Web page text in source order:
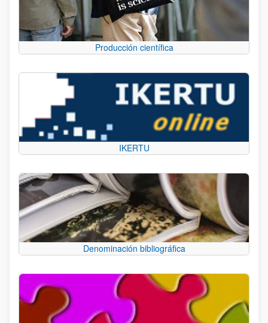
Producción científica
IKERTU
Denominación bibliográfica